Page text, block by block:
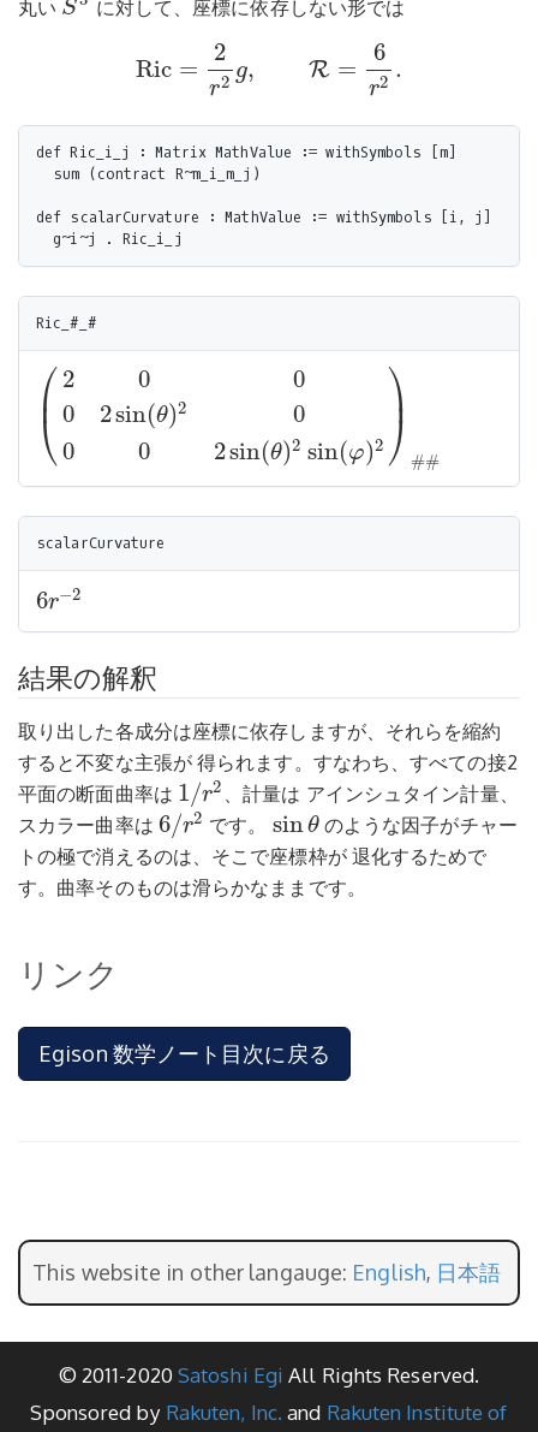
丸い S
S3 に対して、座標に依存しない形では
Ric =
2
r2 g, R =
6
r2 .
Ric=2r 6r2 .
def Ric_i_j : Matrix MathValue := withSymbols [m]
  sum (contract R~m_i_m_j)
def scalarCurvature : MathValue := withSymbols [i, j]
Ric_#_#
⎛
⎝
⎜
2
0
0
0
2sin(θ)2
0
0
0
2sin(θ)2 sin(φ)2
⎞
⎠
⎟
##
2 00 sin(θ)2000 φ)
6r−2
6r−2
結果の解釈
取り出した各成分は座標に依存しますが、それらを縮約
すると不変な主張が 得られます。すなわち、すべての接2
平面の断面曲率は 1/r2
1/ r2
、計量は アインシュタイン計量、
スカラー曲率は 6/r2
6/r2 です。 sinθ
sinθ のような因子がチャー
トの極で消えるのは、そこで座標枠が 退化するためで
す。曲率そのものは滑らかなままです。
リンク
Egison 数学ノート目次に戻る
This website in other langauge: English, 日本語
© 2011-2020 Satoshi Egi All Rights Reserved.
Sponsored by Rakuten, Inc. and Rakuten Institute of